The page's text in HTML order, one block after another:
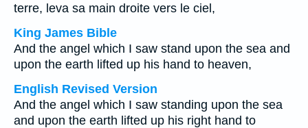
terre, leva sa main droite vers le ciel,
King James Bible
And the angel which I saw stand upon the sea and
upon the earth lifted up his hand to heaven,
English Revised Version
And the angel which I saw standing upon the sea
and upon the earth lifted up his right hand to